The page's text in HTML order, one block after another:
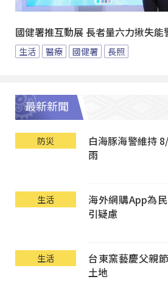
國健署推互動展 長者量六力揪失能
生活 醫療 國健署 長照
最新新聞
防災
白海豚海警維持
雨
生活
海外網購App為
引疑慮
生活
台東窯藝慶父親
土地